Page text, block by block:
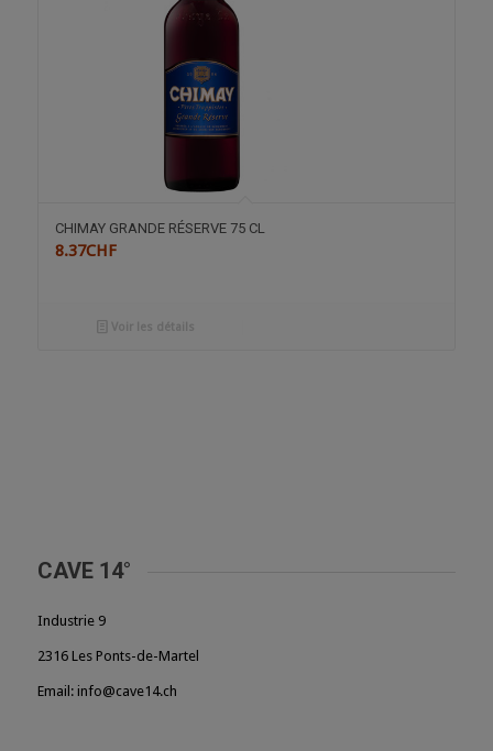
CHIMAY GRANDE RÉSERVE 75 CL
8.37CHF
Voir les détails
CAVE 14°
Industrie 9
2316 Les Ponts-de-Martel
Email: info@cave14.ch